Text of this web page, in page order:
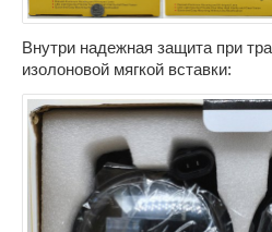
Внутри надежная защита при
изолоновой мягкой вставки: